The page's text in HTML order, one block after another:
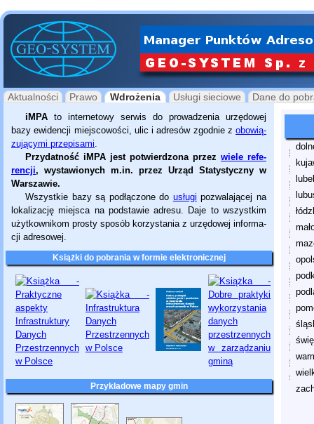
Aktualności Prawo Wdrożenia Usługi sieciowe Dane do
iMPA to internetowy serwis do pro­wa­dzenia urzędowej
bazy ewidencji miejscowości, ulic i adresów zgodnie z obowią­
zu­ją­cymi przepisami.
Przydatność iMPA jest potwier­dzona przez wiele refe­
ren­cji, wysta­wio­nych m.in. przez Urząd Statys­ty­czny w
Warszawie.
Wszystkie bazy są podłączone do usługi pozwalającej na
lokalizację miejsca na podstawie adresu. Daje to wszystkim
użytkownikom prosty sposób korzystania z urzędowej infor­ma­
cji adresowej.
Książki do pobrania w formie elektronicznej
Przykładowe mapy gmin